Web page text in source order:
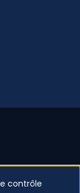
contrôle